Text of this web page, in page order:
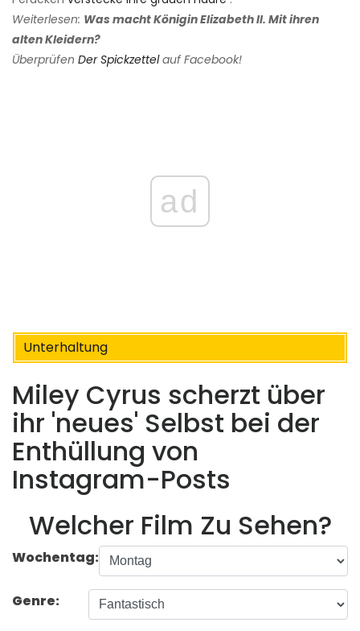
Weiterlesen: Was macht Königin Elizabeth II. Mit ihren
alten Kleidern?
Überprüfen Der Spickzettelauf Facebook!
ad
Unterhaltung
Miley Cyrus scherzt über
ihr 'neues' Selbst bei der
Enthüllung von
Instagram-Posts
Welcher Film Zu Sehen?
Wochentag:
Genre: